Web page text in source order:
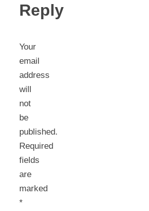
Reply
Your
email
address
will
not
be
published.
Required
fields
are
marked
*